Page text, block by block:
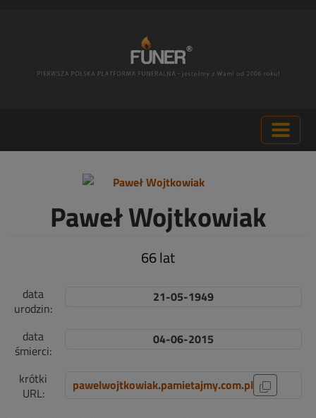
Paweł Wojtkowiak
66 lat
data
urodzin:
21-05-1949
data
śmierci:
04-06-2015
krótki
URL:
pawelwojtkowiak.pamietajmy.com.pl